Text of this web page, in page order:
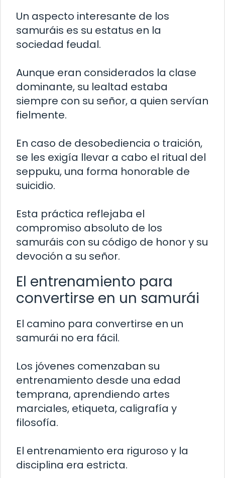
Un aspecto interesante de los
samuráis es su estatus en la
sociedad feudal.
Aunque eran considerados la clase
dominante, su lealtad estaba
siempre con su señor, a quien servían
fielmente.
En caso de desobediencia o traición,
se les exigía llevar a cabo el ritual del
seppuku, una forma honorable de
suicidio.
Esta práctica reflejaba el
compromiso absoluto de los
samuráis con su código de honor y su
devoción a su señor.
El entrenamiento para
convertirse en un samurái
El camino para convertirse en un
samurái no era fácil.
Los jóvenes comenzaban su
entrenamiento desde una edad
temprana, aprendiendo artes
marciales, etiqueta, caligrafía y
filosofía.
El entrenamiento era riguroso y la
disciplina era estricta.